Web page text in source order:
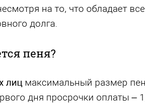
на то, что обладает
долга.
пеня?
лиц максимальный размер
дня просрочки оплаты –